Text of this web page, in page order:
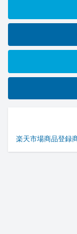
楽天市場商品登録